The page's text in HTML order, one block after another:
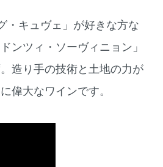
・キュヴェ」が好きな方な
ンツィ・ソーヴィニョン」
造り手の技術と土地の力が
偉大なワインです。